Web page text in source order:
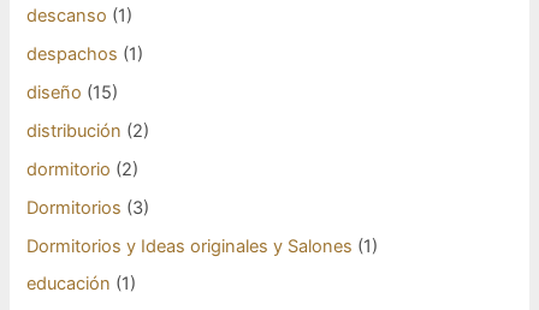
descanso (1)
despachos (1)
diseño (15)
distribución (2)
dormitorio (2)
Dormitorios (3)
Dormitorios y Ideas originales y Salones (1)
educación (1)